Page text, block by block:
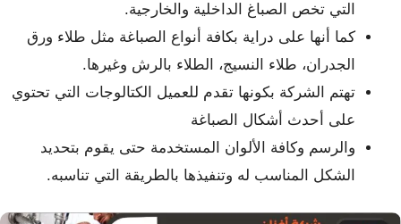
التي تخص الصباغ الداخلية والخارجية.
كما أنها على دراية بكافة أنواع الصباغة مثل طلاء ورق
الجدران، طلاء النسيج، الطلاء بالرش وغيرها.
تهتم الشركة بكونها تقدم للعميل الكتالوجات التي تحتوي
على أحدث أشكال الصباغة
والرسم وكافة الألوان المستخدمة حتى يقوم بتحديد
الشكل المناسب له وتنفيذها بالطريقة التي تناسبه.